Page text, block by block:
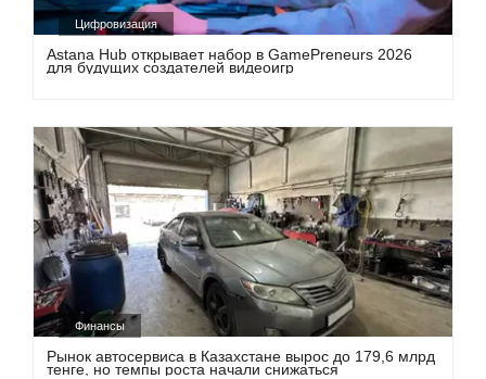
Цифровизация
Astana Hub открывает набор в GamePreneurs 2026
для будущих создателей видеоигр
Финансы
Рынок автосервиса в Казахстане вырос до 179,6 млрд
тенге, но темпы роста начали снижаться